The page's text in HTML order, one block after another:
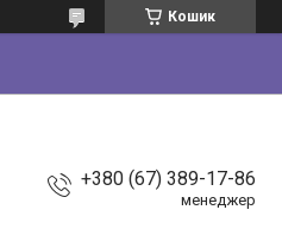
Кошик
+380 (67) 389-17-86
менеджер